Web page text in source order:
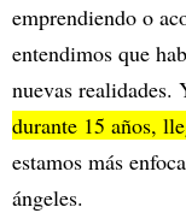
emprendiendo o
entendimos que
nuevas realidades.
durante 15 años,
estamos más
ángeles.